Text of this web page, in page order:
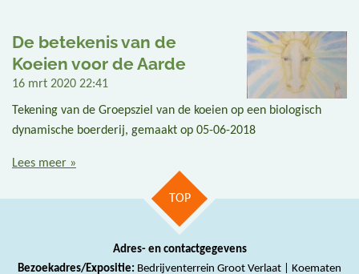
De betekenis van de
Koeien voor de Aarde
16 mrt 2020 22:41
Tekening van de Groepsziel van de koeien op een biologisch
dynamische boerderij, gemaakt op 05-06-2018
Lees meer »
TOP
Adres- en contactgegevens
Bezoekadres/Expositie: Bedrijventerrein Groot Verlaat | Koematen